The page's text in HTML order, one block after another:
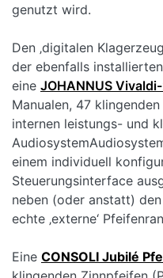
genutzt wird.
Den ‚digitalen
der ebenfalls
eine JOHANNUS
Manualen, 47
internen leistungs- und
einem individuell
Steuerungsinterface
neben (oder anstatt)
echte ‚externe‘
Eine CONSOLI Jubilé